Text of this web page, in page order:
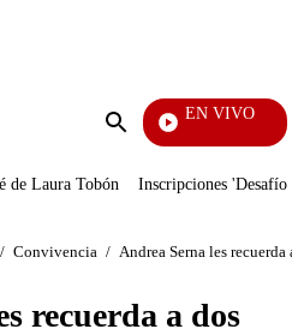
Enviar
EN VIVO
Yo Me Llamo
de Laura Tobón Inscripciones 'Desafío'
/ Convivencia / Andrea Serna les recuerda
recuerda a dos